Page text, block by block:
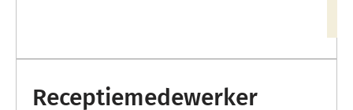
Receptiemedewerker